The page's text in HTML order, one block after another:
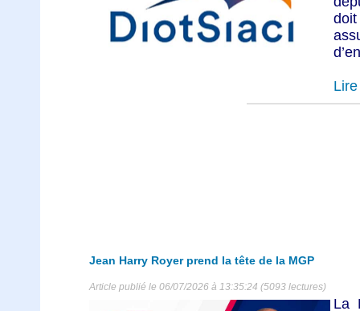
Jean Harry Royer prend la tête de la MGP
Article publié le 06/07/2026 à 13:35:24 (5093 lectures)
La